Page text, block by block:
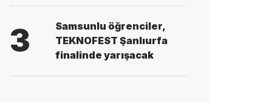
3
Samsunlu öğrenciler,
TEKNOFEST Şanlıurfa
finalinde yarışacak